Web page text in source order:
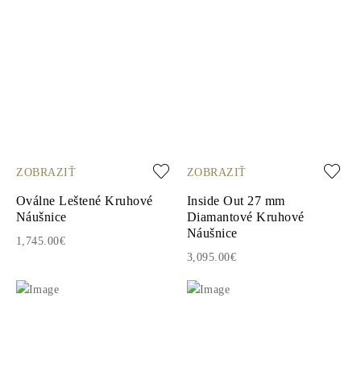
ZOBRAZIŤ
Oválne Leštené Kruhové
Náušnice
1,745.00€
ZOBRAZIŤ
Inside Out 27 mm
Diamantové Kruhové
Náušnice
3,095.00€